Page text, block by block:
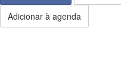
Adicionar à agenda